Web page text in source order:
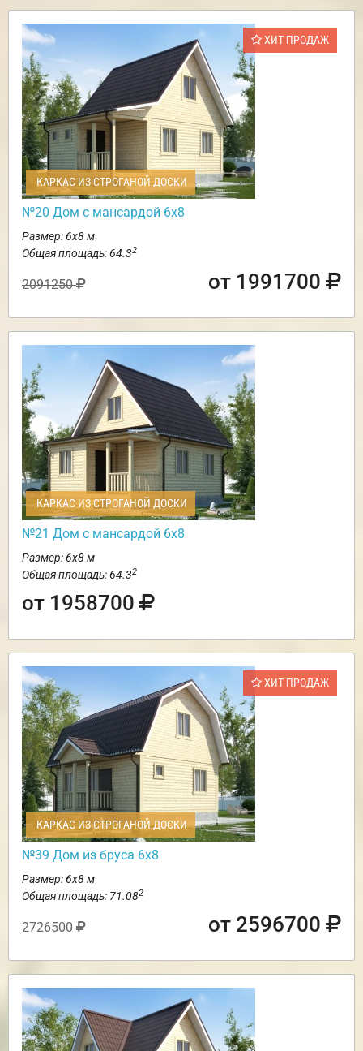
ХИТ ПРОДАЖ
КАРКАС ИЗ СТРОГАНОЙ ДОСКИ
№20 Дом с мансардой 6х8
Размер: 6х8 м
Общая площадь: 64.32
2091250 от 1991700
КАРКАС ИЗ СТРОГАНОЙ ДОСКИ
№21 Дом с мансардой 6х8
Размер: 6х8 м
Общая площадь: 64.32
от 1958700
ХИТ ПРОДАЖ
КАРКАС ИЗ СТРОГАНОЙ ДОСКИ
№39 Дом из бруса 6х8
Размер: 6х8 м
Общая площадь: 71.082
2726500 от 2596700